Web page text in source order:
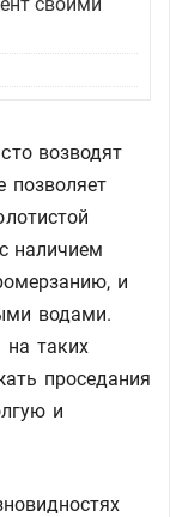
возводят
позволяет
наличием
и
водами.
на таких
проседания
и